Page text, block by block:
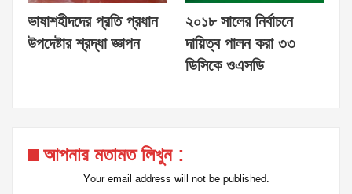
ভাষাশহীদদের প্রতি প্রধান
উপদেষ্টার শ্রদ্ধা জ্ঞাপন
২০১৮ সালের নির্বাচনে
দায়িত্ব পালন করা ৩৩
ডিসিকে ওএসডি
আপনার মতামত লিখুন :
Your email address will not be published.